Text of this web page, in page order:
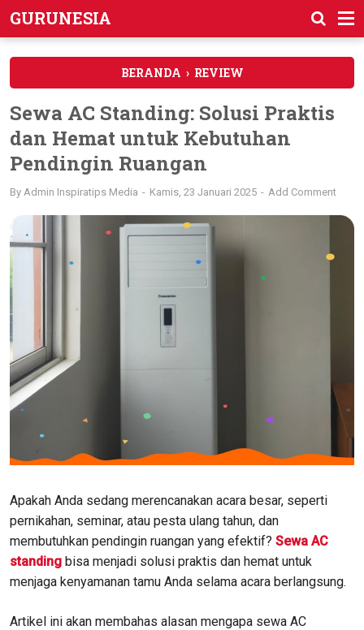
GURUNESIA
BERANDA › REVIEW
Sewa AC Standing: Solusi Praktis
dan Hemat untuk Kebutuhan
Pendingin Ruangan
By Admin Inspiratips Media Kamis, 23 Januari 2025 Add Comment
Apakah Anda sedang merencanakan acara besar, seperti
pernikahan, seminar, atau pesta ulang tahun, dan
membutuhkan pendingin ruangan yang efektif? Sewa AC
standing bisa menjadi solusi praktis dan hemat untuk
menjaga kenyamanan tamu Anda selama acara berlangsung.
Artikel ini akan membahas alasan mengapa sewa AC